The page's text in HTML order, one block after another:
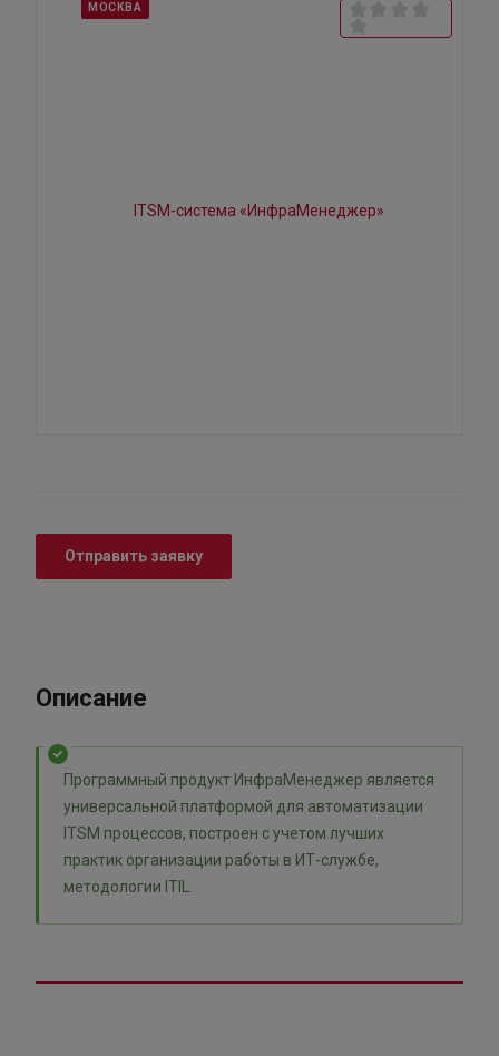
МОСКВА
Отправить заявку
Описание
Программный продукт ИнфраМенеджер является
универсальной платформой для автоматизации
ITSM процессов, построен с учетом лучших
практик организации работы в ИТ-службе,
методологии ITIL.